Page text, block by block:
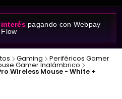
pagando con Webpay
Flow
Gaming Periféricos Gamer
Gamer Inalámbrico
Wireless Mouse - White +